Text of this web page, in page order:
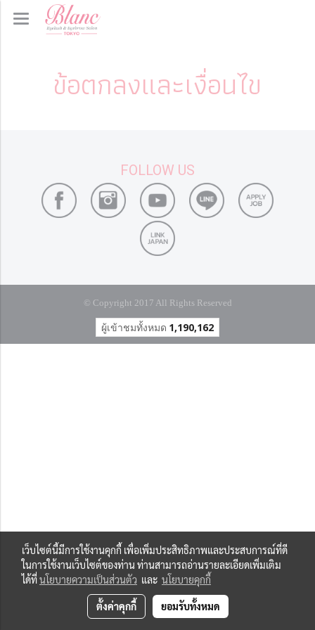
ข้อตกลงและเงื่อนไข
FOLLOW US
© Copyright 2017 All Rights Reserved
ผู้เข้าชมทั้งหมด 1,190,162
เว็บไซต์นี้มีการใช้งานคุกกี้ เพื่อเพิ่มประสิทธิภาพและประสบการณ์ที่ดี
ในการใช้งานเว็บไซต์ของท่าน ท่านสามารถอ่านรายละเอียดเพิ่มเติม
ได้ที่นโยบายความเป็นส่วนตัว และ นโยบายคุกกี้
ตั้งค่าคุกกี้ ยอมรับทั้งหมด